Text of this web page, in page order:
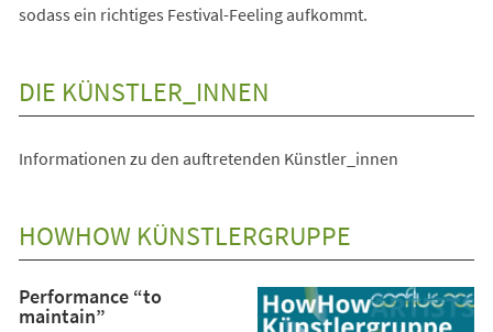
sodass ein richtiges Festival-Feeling aufkommt.
DIE KÜNSTLER_INNEN
Informationen zu den auftretenden Künstler_innen
HOWHOW KÜNSTLERGRUPPE
Performance “to
maintain”